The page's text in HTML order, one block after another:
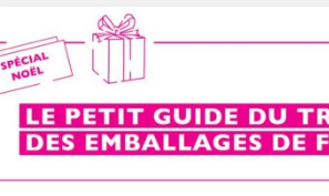
collectif
Villossanges"